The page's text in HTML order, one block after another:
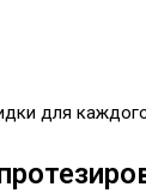
для